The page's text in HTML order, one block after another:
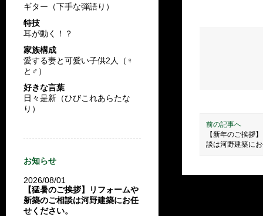
前の記事へ
【新年のご挨拶
談は河野建築に
ギター（下手な弾語り）
特技
耳が動く！？
家族構成
愛する妻と可愛い子供2人（♀
と♂）
好きな言葉
日々是新（ひびこれあらたな
り）
お知らせ
2026/08/01
【猛暑のご挨拶】リフォームや
新築のご相談は河野建築にお任
せください。